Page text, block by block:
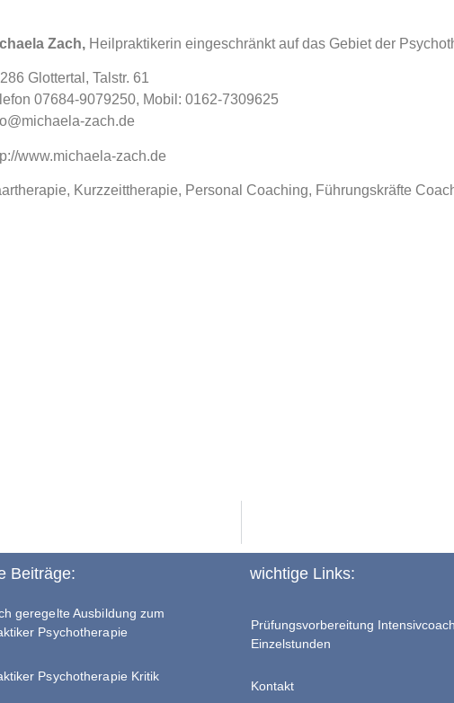
Zach, Heilpraktikerin eingeschränkt auf das Gebiet der
Glottertal, Talstr. 61
07684-9079250, Mobil: 0162-7309625
zach.de
www.michaela-zach.de
Kurzzeittherapie, Personal Coaching, Führungskräfte
Beiträge:
geregelte Ausbildung zum
Psychotherapie
Psychotherapie Kritik
wichtige Links:
Prüfungsvorbereitung
Einzelstunden
Kontakt